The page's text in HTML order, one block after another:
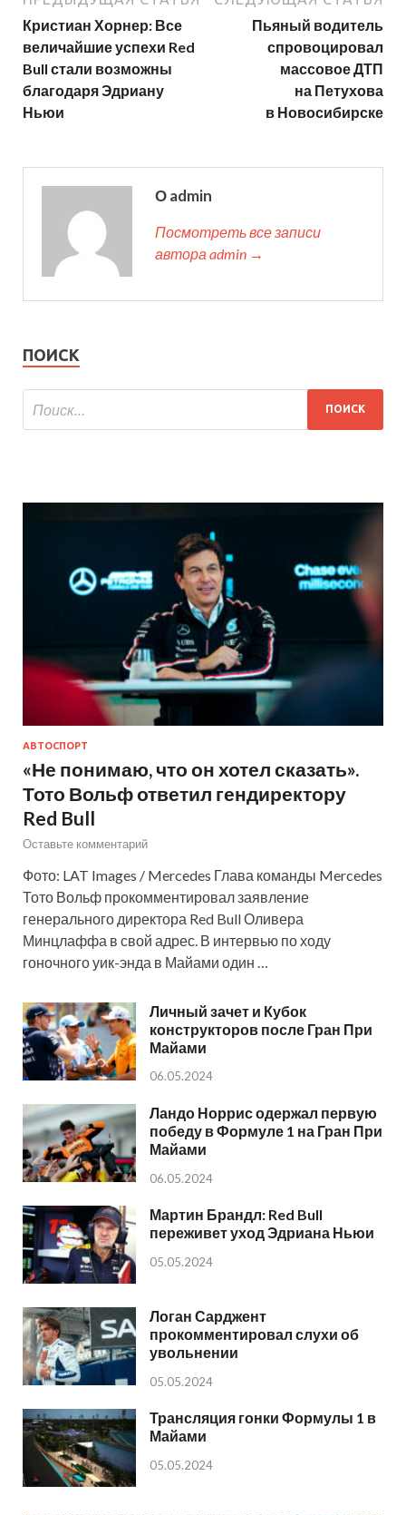
Кристиан Хорнер: Все
величайшие успехи Red
Bull стали возможны
благодаря Эдриану
Ньюи
Пьяный водитель
спровоцировал
массовое ДТП
на Петухова
в Новосибирске
О admin
Посмотреть все записи
автора admin →
ПОИСК
АВТОСПОРТ
«Не понимаю, что он хотел сказать».
Тото Вольф ответил гендиректору
Red Bull
Оставьте комментарий
Фото: LAT Images / Mercedes Глава команды Mercedes
Тото Вольф прокомментировал заявление
генерального директора Red Bull Оливера
Минцлаффа в свой адрес. В интервью по ходу
гоночного уик-энда в Майами один …
Личный зачет и Кубок
конструкторов после Гран При
Майами
06.05.2024
Ландо Норрис одержал первую
победу в Формуле 1 на Гран При
Майами
06.05.2024
Мартин Брандл: Red Bull
переживет уход Эдриана Ньюи
05.05.2024
Логан Сарджент
прокомментировал слухи об
увольнении
05.05.2024
Трансляция гонки Формулы 1 в
Майами
05.05.2024